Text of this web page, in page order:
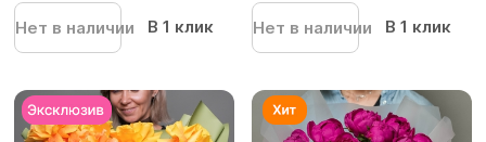
Нет в наличии В 1 клик Нет в наличии В 1 клик